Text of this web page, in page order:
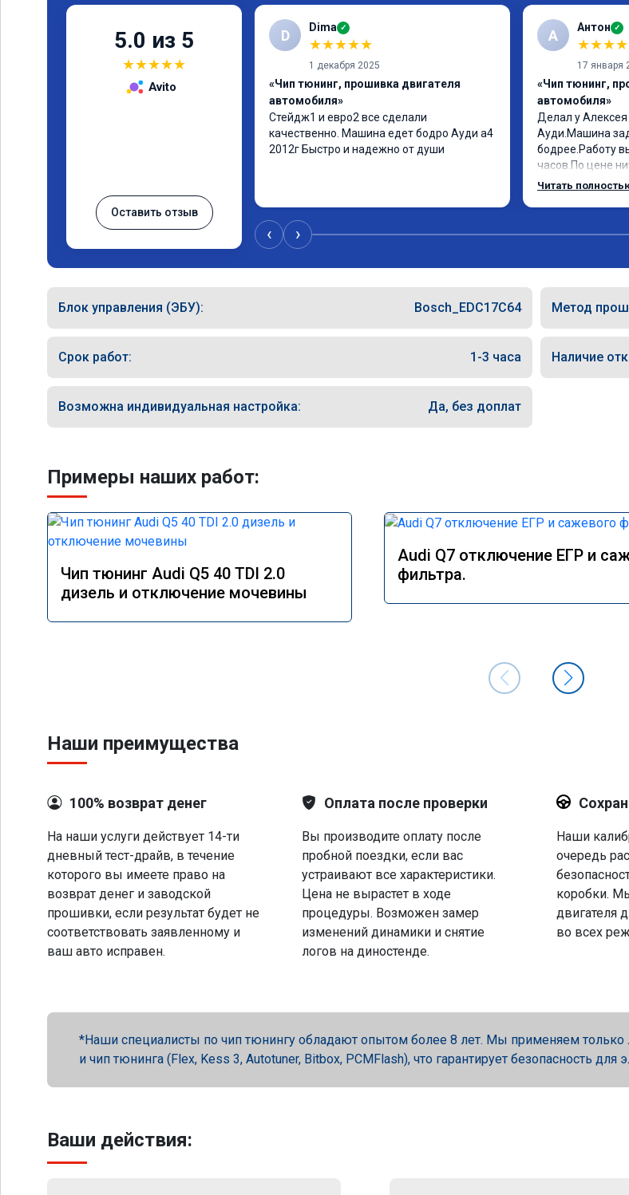
5.0 из 5
★★★★★
Avito
Оставить отзыв
D Dima ✓
★★★★★
1 декабря 2025
«Чип тюнинг, прошивка двигателя
автомобиля»
Стейдж1 и евро2 все сделали
качественно. Машина едет бодро Ауди а4
2012г Быстро и надежно от души
А Антон ✓
★★★★
17 января
«Чип тюнинг,
автомобиля»
Делал у
Ауди.Машина
бодрее.Работу
часов.По цене
как
Читать
‹ ›
Блок управления (ЭБУ): Bosch_EDC17C64 Метод
Срок работ: 1-3 часа Наличие
Возможна индивидуальная настройка: Да, без доплат
Примеры наших работ:
Чип тюнинг Audi Q5 40 TDI 2.0
дизель и отключение мочевины
Audi Q7 отключение ЕГР и
фильтра.
Наши преимущества
100% возврат денег
На наши услуги действует 14-ти
дневный тест-драйв, в течение
которого вы имеете право на
возврат денег и заводской
прошивки, если результат будет не
соответствовать заявленному и
ваш авто исправен.
Оплата после проверки
Вы производите оплату после
пробной поездки, если вас
устраивают все характеристики.
Цена не вырастет в ходе
процедуры. Возможен замер
изменений динамики и снятие
логов на диностенде.
Наши
очередь
коробки.
двигателя
во всех
Наши специалисты по чип тюнингу обладают опытом более 8 лет. Мы применяем только
и чип тюнинга (Flex, Kess 3, Autotuner, Bitbox, PCMFlash), что гарантирует безопасность для
Ваши действия: